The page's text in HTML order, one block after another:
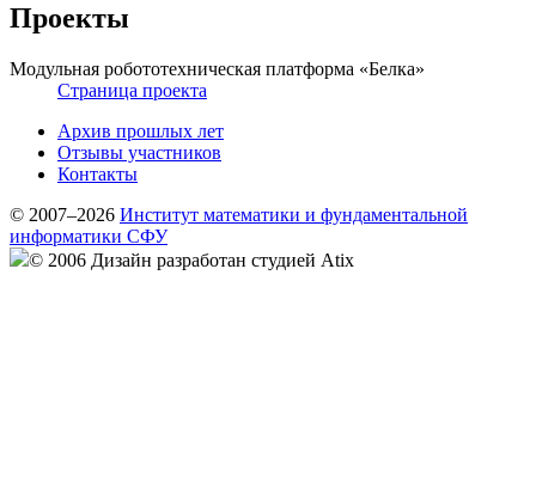
Проекты
Модульная робототехническая платформа «Белка»
Страница проекта
Архив прошлых лет
Отзывы участников
Контакты
© 2007–2026 Институт математики и фундаментальной
информатики СФУ
© 2006 Дизайн разработан студией Atix